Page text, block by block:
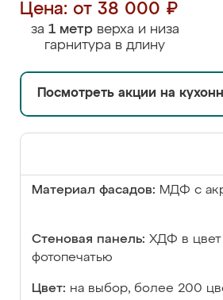
Цена: от 38 000 ₽
за 1 метрверха и низа
гарнитура в длину
Посмотреть акции на
Материал фасадов: МДФ с
Стеновая панель: ХДФ в
фотопечатью
Цвет: на выбор, более 200